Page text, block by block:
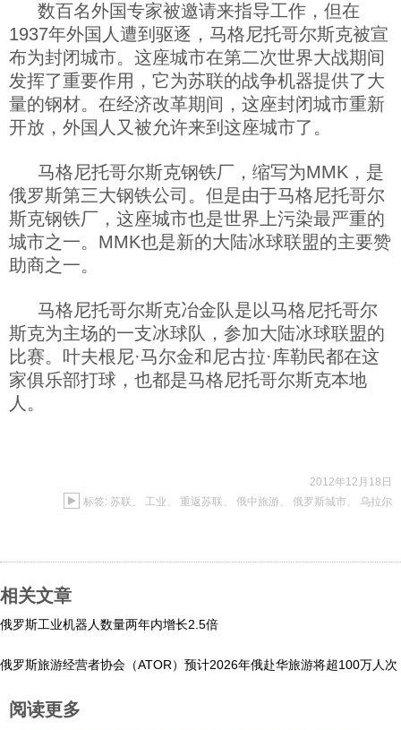
数百名外国专家被邀请来指导工作，但在
1937年外国人遭到驱逐，马格尼托哥尔斯克被宣
布为封闭城市。这座城市在第二次世界大战期间
发挥了重要作用，它为苏联的战争机器提供了大
量的钢材。在经济改革期间，这座封闭城市重新
开放，外国人又被允许来到这座城市了。
马格尼托哥尔斯克钢铁厂，缩写为MMK，是
俄罗斯第三大钢铁公司。但是由于马格尼托哥尔
斯克钢铁厂，这座城市也是世界上污染最严重的
城市之一。MMK也是新的大陆冰球联盟的主要赞
助商之一。
马格尼托哥尔斯克冶金队是以马格尼托哥尔
斯克为主场的一支冰球队，参加大陆冰球联盟的
比赛。叶夫根尼·马尔金和尼古拉·库勒民都在这
家俱乐部打球，也都是马格尼托哥尔斯克本地
人。
2012年12月18日
标签: 苏联 、 工业 、 重返苏联 、 俄中旅游 、 俄罗斯城市、 乌拉尔
相关文章
俄罗斯工业机器人数量两年内增长2.5倍
俄罗斯旅游经营者协会（ATOR）预计2026年俄赴华旅游将超100万人次
阅读更多